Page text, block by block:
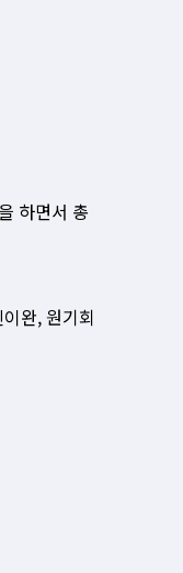
하면서 총
완, 원기회